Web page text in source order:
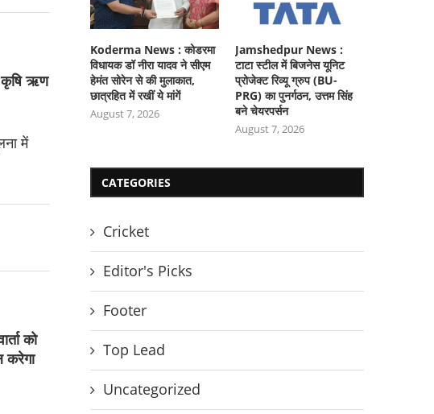
कृषि ऋण
में
को
करेगा
Koderma News : कोडरमा
विधायक डॉ नीरा यादव ने सीएम
हेमंत सोरेन से की मुलाकात,
छात्रहित में रखीं ये मांगें
August 7, 2026
Jamshedpur News :
टाटा स्टील में बिजनेस यूनिट
प्रोजेक्ट रिव्यू ग्रुप (BU-
PRG) का पुनर्गठन, उत्तम सिंह
बने चेयरपर्सन
August 7, 2026
CATEGORIES
Cricket
Editor's Picks
Footer
Top Lead
Uncategorized